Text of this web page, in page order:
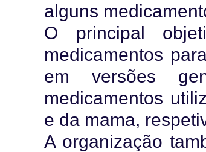
alguns
O principal
medicamentos
em versões
medicamentos
e da mama,
A organização